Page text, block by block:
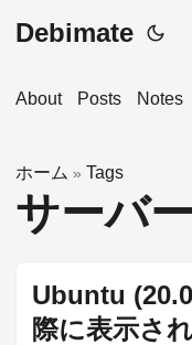
Debimate
About Posts Notes
ホーム » Tags
サーバー
Ubuntu
際に表示さ